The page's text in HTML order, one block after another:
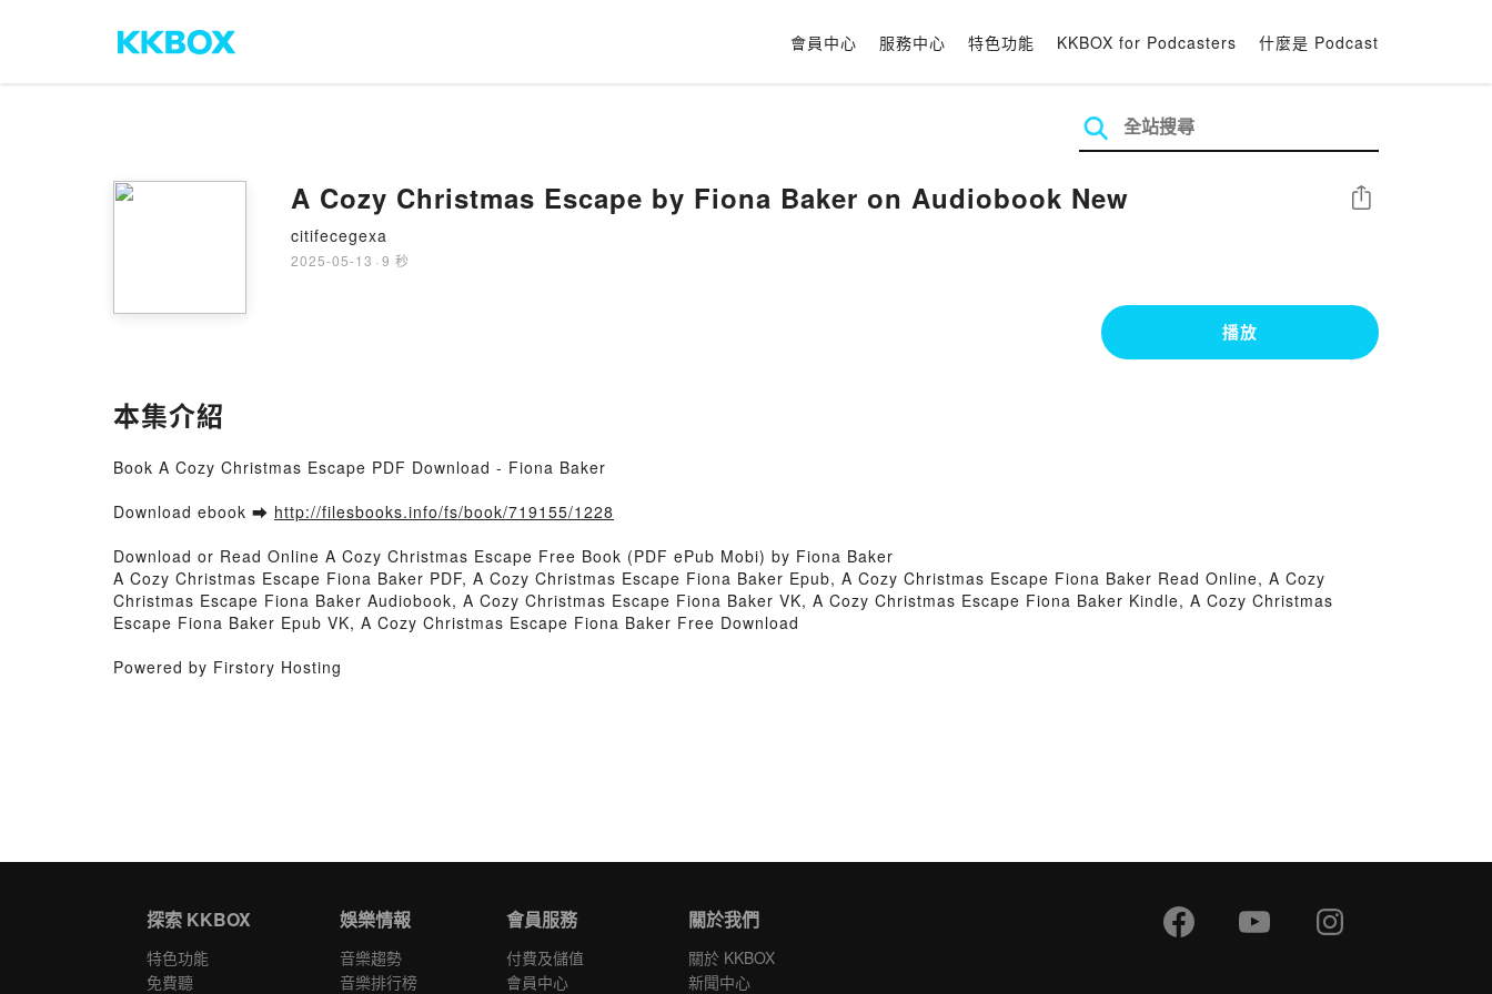
會員中心 服務中心 特色功能 KKBOX for Podcasters 什麼是 Podcast
A Cozy Christmas Escape by Fiona Baker on Audiobook New
citifecegexa
2025-05-13 · 9 秒
分享
播放
本集介紹
Book A Cozy Christmas Escape PDF Download - Fiona Baker
Download ebook ➡ http://filesbooks.info/fs/book/719155/1228
Download or Read Online A Cozy Christmas Escape Free Book (PDF ePub Mobi) by Fiona Baker
A Cozy Christmas Escape Fiona Baker PDF, A Cozy Christmas Escape Fiona Baker Epub, A Cozy Christmas Escape Fiona Baker Read Online, A Cozy
Christmas Escape Fiona Baker Audiobook, A Cozy Christmas Escape Fiona Baker VK, A Cozy Christmas Escape Fiona Baker Kindle, A Cozy Christmas
Escape Fiona Baker Epub VK, A Cozy Christmas Escape Fiona Baker Free Download
Powered by Firstory Hosting
探索 KKBOX
特色功能
免費聽
娛樂情報
音樂趨勢
音樂排行榜
會員服務
付費及儲值
會員中心
關於我們
關於 KKBOX
新聞中心